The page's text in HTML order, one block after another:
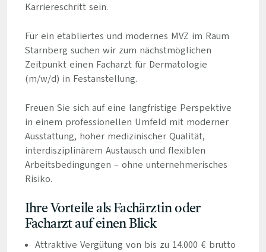
Karriereschritt sein.
Für ein etabliertes und modernes MVZ im Raum
Starnberg suchen wir zum nächstmöglichen
Zeitpunkt einen Facharzt für Dermatologie
(m/w/d) in Festanstellung.
Freuen Sie sich auf eine langfristige Perspektive
in einem professionellen Umfeld mit moderner
Ausstattung, hoher medizinischer Qualität,
interdisziplinärem Austausch und flexiblen
Arbeitsbedingungen – ohne unternehmerisches
Risiko.
Ihre Vorteile als Fachärztin oder
Facharzt auf einen Blick
Attraktive Vergütung von bis zu 14.000 € brutto